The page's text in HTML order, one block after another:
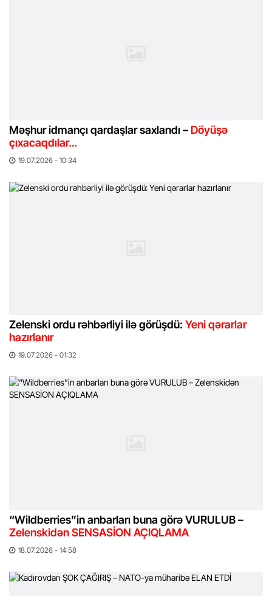
Məşhur idmançı qardaşlar saxlandı – Döyüşə
çıxacaqdılar…
19.07.2026 - 10:34
Zelenski ordu rəhbərliyi ilə görüşdü: Yeni qərarlar
hazırlanır
19.07.2026 - 01:32
“Wildberries”in anbarları buna görə VURULUB –
Zelenskidən SENSASİON AÇIQLAMA
18.07.2026 - 14:58